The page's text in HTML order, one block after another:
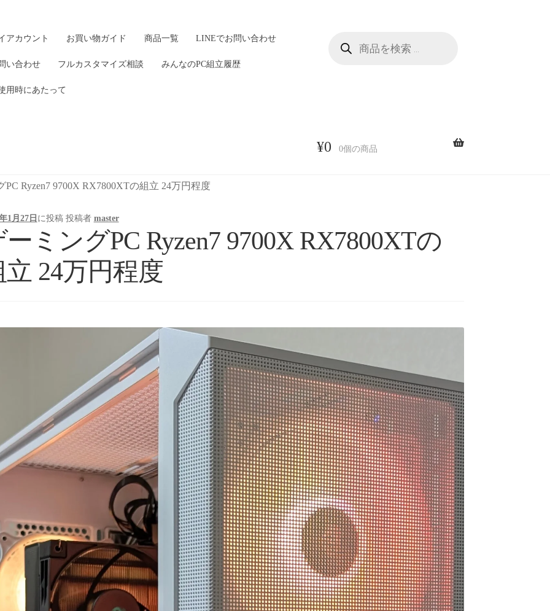
アカウント お買い物ガイド 商品一覧 LINEでお問い合わせ
い合わせ フルカスタマイズ相談 みんなのPC組立履歴
用時にあたって
¥0 0個の商品
PC Ryzen7 9700X RX7800XTの組立 24万円程度
1月27日 に投稿 投稿者 master
ミングPC Ryzen7 9700X RX7800XTの
立 24万円程度
きるショップ様で
PCについて、外付
続時に特定のUSB
データ転送がうま
い症状があり相談
が、単に「別のポ
ってください」で
ではなく、背面
トごとの内部仕様
したうえで、原因
けを非常に詳しく
いただきました。
は、正常に動作し
ポートが
チャロコテツ
か月 前
ゲームが快適にプレイした
いけど機械には詳しくない
ので本人に聞いてみよう！
ということでAIにゲームの
種類と予算を伝えたらオス
スメされたこちらで買いま
した。
最初にサイトを見た時はシ
ンプル過ぎてリンクが間違
っているのかと思ってしま
いましたが、種類はそこそ
こありパーツも分かりやす
く写真と説明があって選び
やすいです。目移りしない
ので買うつもりのないもの
まで買ってしまう現象もお
きません。組立履歴から実
際の数値が見られるので、
続きを読む
ねこです
2 か月 前
去年の12月初旬に購入。
GPUはRTX5060の比較的安
価な構成のPC購入ですが当
方、初めてのゲーミングPC
でした。
HP内がとてもシンプルな作
りになっているので若干の
怪しさを感じてしまいまし
たが…笑
他の方の丁寧で評価の高い
レビューなども購入のきっ
かけの一つになりました。
製品に関しても購入して４
ヶ月弱経ちますが不具合や
故障は一切なく快適に動
作、使用できています！
続きを読む
道明寺エルアート
4 か月 前
他のBTOショップと比較し
て、パーツの選定基準がが
高く、しっかりとパフォー
マンスを発揮できる構成に
なっていると感じました。
GPUは基本的にデュアルフ
ァン以上のモデルが採用さ
れており、他BTOと比べて
好印象です。
さらにシングルファンモデ
ルも一部オプションとして
用意されており、できるだ
け安くしたい人にも対応で
きる点も良いと思いまし
た。
不安な点や不明点について
問い合わせをした際も、返
信が非常に早く、とてもス
続きを読む
Caol
5 か月 前